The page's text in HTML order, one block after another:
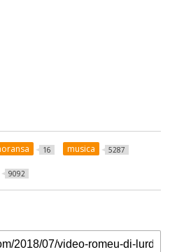
16 musica 5287
9092